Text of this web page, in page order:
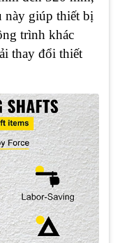
này giúp thiết bị
trình khác
thay đổi thiết